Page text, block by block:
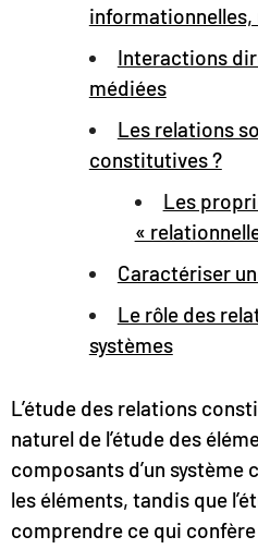
Interactions
médiées
Les relations
constitutives ?
Les
«
Caractériser
Le rôle des
systèmes
L’étude des relations
naturel de l’étude des
composants d’un
les éléments, tandis que
comprendre ce qui